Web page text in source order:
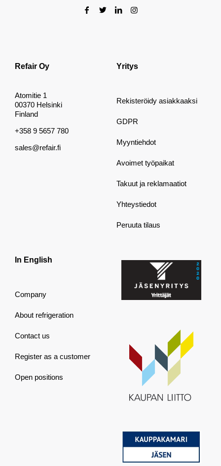
Refair Oy
Atomitie 1
00370 Helsinki
Finland
+358 9 5657 780
sales@refair.fi
Yritys
Rekisteröidy asiakkaaksi
GDPR
Myyntiehdot
Avoimet työpaikat
Takuut ja reklamaatiot
Yhteystiedot
Peruuta tilaus
In English
Company
About refrigeration
Contact us
Register as a customer
Open positions